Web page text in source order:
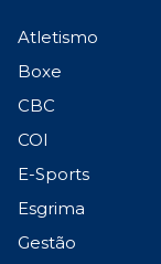
Atletismo
Boxe
CBC
COI
E-Sports
Esgrima
Gestão